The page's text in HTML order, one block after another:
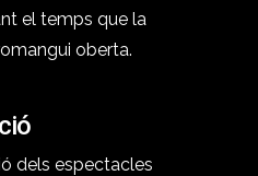
el temps que la
oberta.
dels espectacles